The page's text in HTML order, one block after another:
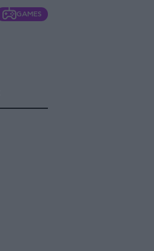
GAMES